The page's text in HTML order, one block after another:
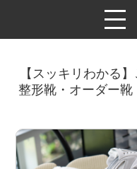
【スッキリわかる
整形靴・オーダー